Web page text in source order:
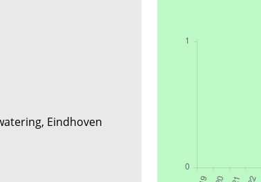
Eindhoven